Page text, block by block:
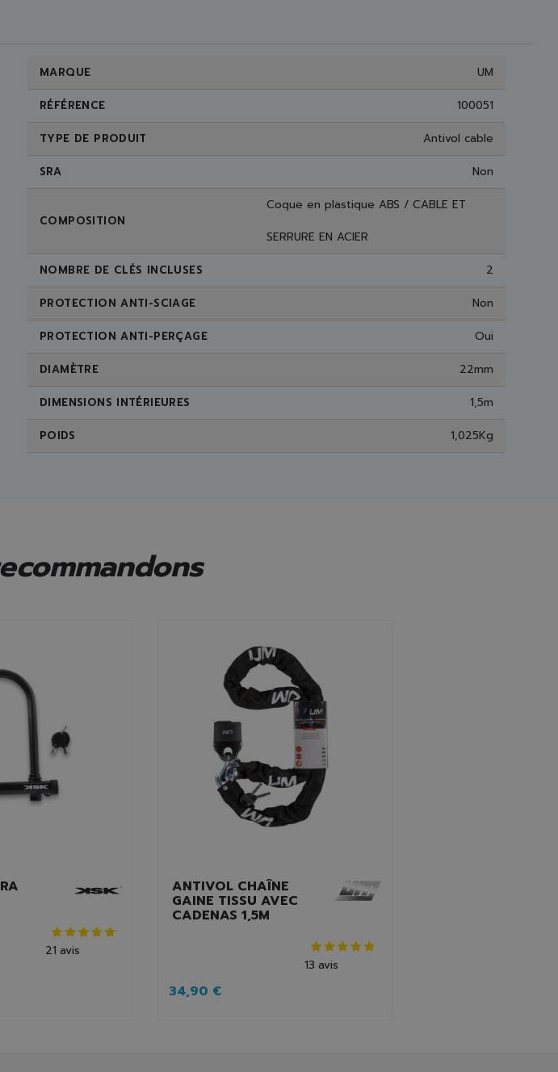
MARQUE UM
RÉFÉRENCE 100051
TYPE DE PRODUIT Antivol cable
SRA Non
COMPOSITION
Coque en plastique ABS / CABLE ET
SERRURE EN ACIER
NOMBRE DE CLÉS INCLUSES 2
PROTECTION ANTI-SCIAGE Non
PROTECTION ANTI-PERÇAGE Oui
DIAMÈTRE 22mm
DIMENSIONS INTÉRIEURES 1,5m
POIDS 1,025Kg
21 avis
ANTIVOL CHAÎNE
GAINE TISSU AVEC
CADENAS 1,5M
13 avis
34,90 €